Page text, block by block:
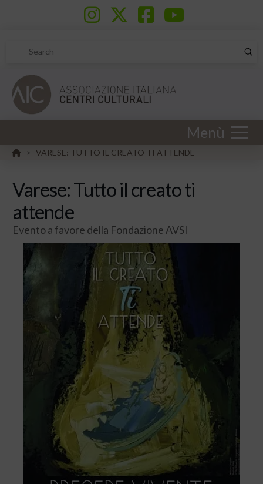
Search
Menù
HOME
> VARESE: TUTTO IL CREATO TI ATTENDE
Varese: Tutto il creato ti
attende
Evento a favore della Fondazione AVSI